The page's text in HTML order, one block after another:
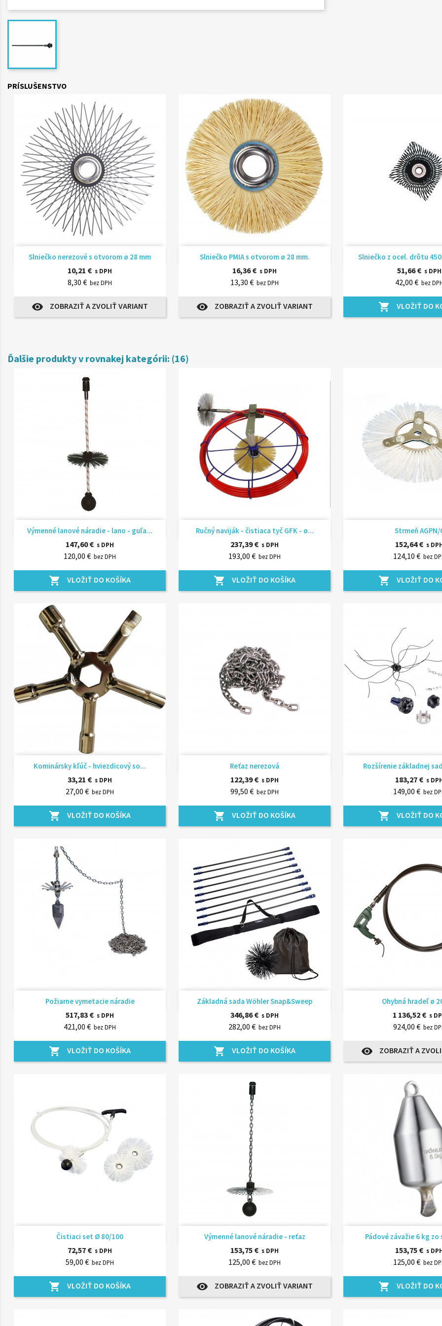
PRÍSLUŠENSTVO
Slniečko nerezové s otvorom ø 28 mm
10,21 € s DPH
8,30 € bez DPH
visibility ZOBRAZIŤ A ZVOLIŤ VARIANT
Rýchly náhľad Slniečko PMIA s otvorom ø 28 mm.
16,36 € s DPH
13,30 € bez DPH
visibility ZOBRAZIŤ A ZVOLIŤ VARIANT
Rýchly náhľad Slniečko z ocel. drôtu
51,66 € s DPH
42,00 € bez
shopping_cart VLOŽIŤ DO
Rýchly
Ďalšie produkty v rovnakej kategórii: (16)
Výmenné lanové náradie - lano - guľa...
147,60 € s DPH
120,00 € bez DPH
shopping_cart VLOŽIŤ DO KOŠÍKA
Rýchly náhľad Ručný naviják - čistiaca tyč GFK - ø...
237,39 € s DPH
193,00 € bez DPH
shopping_cart VLOŽIŤ DO KOŠÍKA
Rýchly náhľad Strmeň AGPN/
152,64 € s
124,10 € bez
shopping_cart VLOŽIŤ DO
Rýchly
Kominársky kľúč - hviezdicový so...
33,21 € s DPH
27,00 € bez DPH
shopping_cart VLOŽIŤ DO KOŠÍKA
 Rýchly náhľad Reťaz nerezová
122,39 € s DPH
99,50 € bez DPH
shopping_cart VLOŽIŤ DO KOŠÍKA
Rýchly náhľad Rozšírenie základnej
183,27 € s
149,00 € bez
shopping_cart VLOŽIŤ DO
Rýchly
Požiarne vymetacie náradie
517,83 € s DPH
421,00 € bez DPH
shopping_cart VLOŽIŤ DO KOŠÍKA
Rýchly náhľad Základná sada Wöhler Snap&Sweep
346,86 € s DPH
282,00 € bez DPH
shopping_cart VLOŽIŤ DO KOŠÍKA
Rýchly náhľad Ohybná hradeľ ø
1 136,52 € s
924,00 € bez
visibility ZOBRAZIŤ A
Rýchly
Čistiaci set Ø 80/100
72,57 € s DPH
59,00 € bez DPH
shopping_cart VLOŽIŤ DO KOŠÍKA
Rýchly náhľad Výmenné lanové náradie - reťaz
153,75 € s DPH
125,00 € bez DPH
visibility ZOBRAZIŤ A ZVOLIŤ VARIANT
Rýchly náhľad Pádové závažie 6 kg
153,75 € s
125,00 € bez
shopping_cart VLOŽIŤ DO
Rýchly